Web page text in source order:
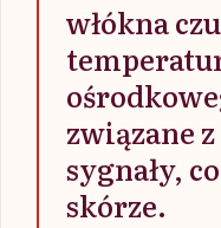
włókna
związane
sygnały,
skórze.